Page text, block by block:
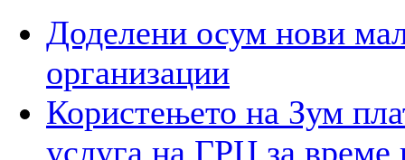
Доделени осум нови
организации
Користењето на Зум
услуга на ГРЦ за време